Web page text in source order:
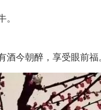
。
酒今朝醉，享受眼前福